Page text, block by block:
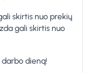
skirtis nuo prekių
gali skirtis nuo
darbo dieną!